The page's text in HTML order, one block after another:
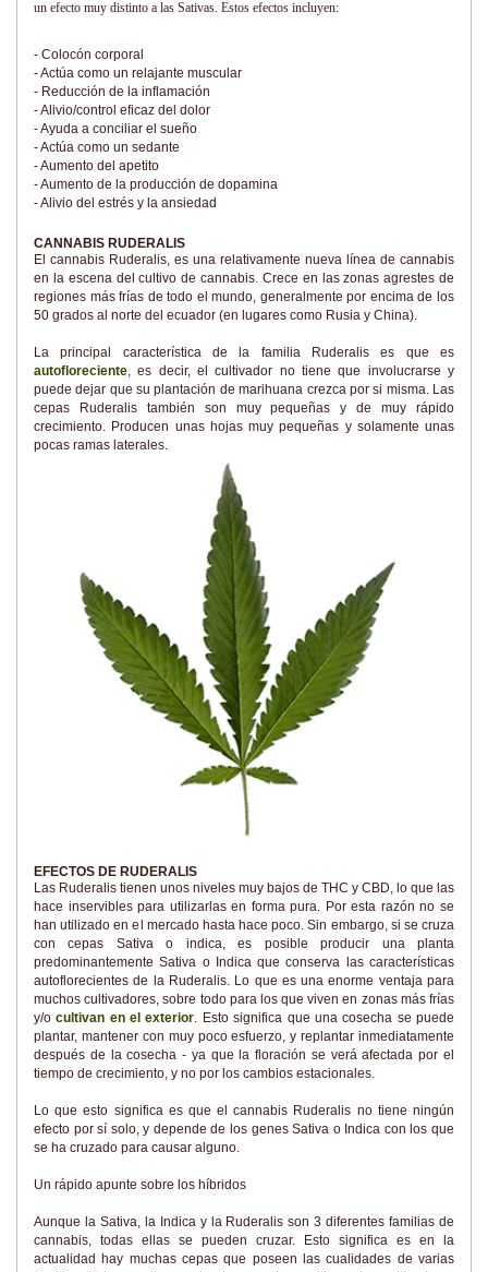
un efecto muy distinto a las Sativas. Estos efectos incluyen:
- Colocón corporal
- Actúa como un relajante muscular
- Reducción de la inflamación
- Alivio/control eficaz del dolor
- Ayuda a conciliar el sueño
- Actúa como un sedante
- Aumento del apetito
- Aumento de la producción de dopamina
- Alivio del estrés y la ansiedad
CANNABIS RUDERALIS
El cannabis Ruderalis, es una relativamente nueva línea de cannabis
en la escena del cultivo de cannabis. Crece en las zonas agrestes de
regiones más frías de todo el mundo, generalmente por encima de los
50 grados al norte del ecuador (en lugares como Rusia y China).
La principal característica de la familia Ruderalis es que es
autofloreciente, es decir, el cultivador no tiene que involucrarse y
puede dejar que su plantación de marihuana crezca por si misma. Las
cepas Ruderalis también son muy pequeñas y de muy rápido
crecimiento. Producen unas hojas muy pequeñas y solamente unas
pocas ramas laterales.
EFECTOS DE RUDERALIS
Las Ruderalis tienen unos niveles muy bajos de THC y CBD, lo que las
hace inservibles para utilizarlas en forma pura. Por esta razón no se
han utilizado en el mercado hasta hace poco. Sin embargo, si se cruza
con cepas Sativa o indica, es posible producir una planta
predominantemente Sativa o Indica que conserva las características
autoflorecientes de la Ruderalis. Lo que es una enorme ventaja para
muchos cultivadores, sobre todo para los que viven en zonas más frías
y/ocultivan en el exterior . Esto significa que una cosecha se puede
plantar, mantener con muy poco esfuerzo, y replantar inmediatamente
después de la cosecha - ya que la floración se verá afectada por el
tiempo de crecimiento, y no por los cambios estacionales.
Lo que esto significa es que el cannabis Ruderalis no tiene ningún
efecto por sí solo, y depende de los genes Sativa o Indica con los que
se ha cruzado para causar alguno.
Un rápido apunte sobre los híbridos
Aunque la Sativa, la Indica y la Ruderalis son 3 diferentes familias de
cannabis, todas ellas se pueden cruzar. Esto significa es en la
actualidad hay muchas cepas que poseen las cualidades de varias